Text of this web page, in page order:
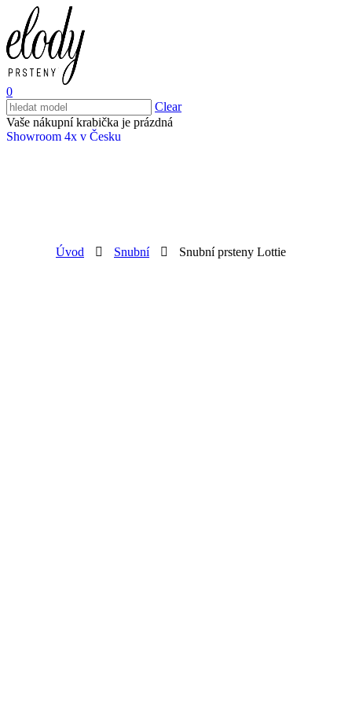
0
Clear
Vaše nákupní krabička je prázdná
Showroom 4x v Česku
Úvod Snubní Snubní prsteny Lottie